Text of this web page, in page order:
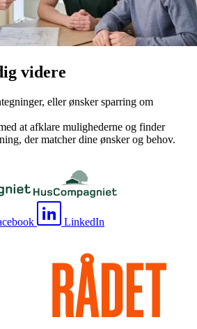
videre
eller ønsker sparring om
at afklare mulighederne og finder
der matcher dine ønsker og behov.
LinkedIn